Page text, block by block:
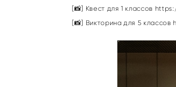
[📸] Квест для 1 классов
[📸] Викторина для 5 классов